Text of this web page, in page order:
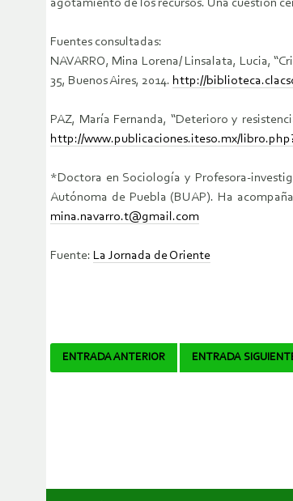
agotamiento de los recursos. Una cuestión
Fuentes consultadas:
NAVARRO, Mina Lorena/ Linsalata, Lucia,
35, Buenos Aires, 2014. http://
PAZ, María Fernanda, “Deterioro y
http://www.publicaciones.iteso.mx/
*Doctora en Sociología y Profesora-
Autónoma de Puebla (BUAP). Ha
mina.navarro.t@gmail.com
Fuente: La Jornada de Oriente
Navegador
ENTRADA ANTERIOR ENTRADA